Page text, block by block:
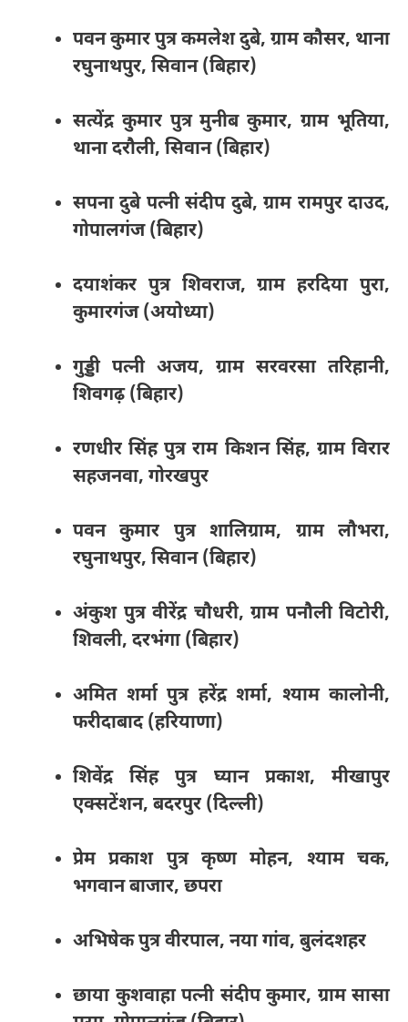
पवन कुमार पुत्र कमलेश दुबे, ग्राम कौसर, थाना
रघुनाथपुर, सिवान (बिहार)
सत्येंद्र कुमार पुत्र मुनीब कुमार, ग्राम भूतिया,
थाना दरौली, सिवान (बिहार)
सपना दुबे पत्नी संदीप दुबे, ग्राम रामपुर दाउद,
गोपालगंज (बिहार)
दयाशंकर पुत्र शिवराज, ग्राम हरदिया पुरा,
कुमारगंज (अयोध्या)
गुड्डी पत्नी अजय, ग्राम सरवरसा तरिहानी,
शिवगढ़ (बिहार)
रणधीर सिंह पुत्र राम किशन सिंह, ग्राम विरार
सहजनवा, गोरखपुर
पवन कुमार पुत्र शालिग्राम, ग्राम लौभरा,
रघुनाथपुर, सिवान (बिहार)
अंकुश पुत्र वीरेंद्र चौधरी, ग्राम पनौली विटोरी,
शिवली, दरभंगा (बिहार)
अमित शर्मा पुत्र हरेंद्र शर्मा, श्याम कालोनी,
फरीदाबाद (हरियाणा)
शिवेंद्र सिंह पुत्र घ्यान प्रकाश, मीखापुर
एक्सटेंशन, बदरपुर (दिल्ली)
प्रेम प्रकाश पुत्र कृष्ण मोहन, श्याम चक,
भगवान बाजार, छपरा
अभिषेक पुत्र वीरपाल, नया गांव, बुलंदशहर
छाया कुशवाहा पत्नी संदीप कुमार, ग्राम सासा